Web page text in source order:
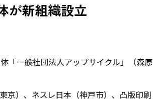
が新組織設立
「一般社団法人アップサイクル」（森原
京）、ネスレ日本（神戸市）、凸版印刷